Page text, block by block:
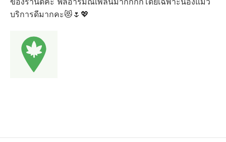
บริการดีมากคะ😻🌷💖